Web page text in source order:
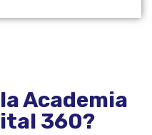
Academia
360?